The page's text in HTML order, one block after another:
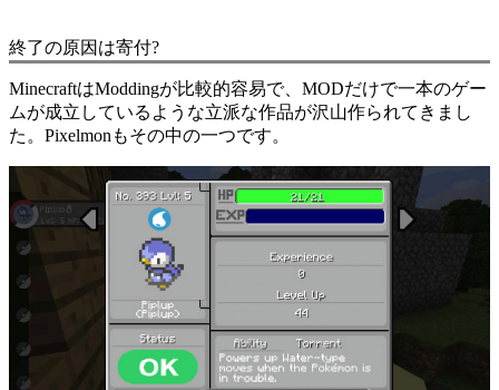
終了の原因は寄付?
MinecraftはModdingが比較的容易で、MODだけで一本のゲー
ムが成立しているような立派な作品が沢山作られてきまし
た。Pixelmonもその中の一つです。